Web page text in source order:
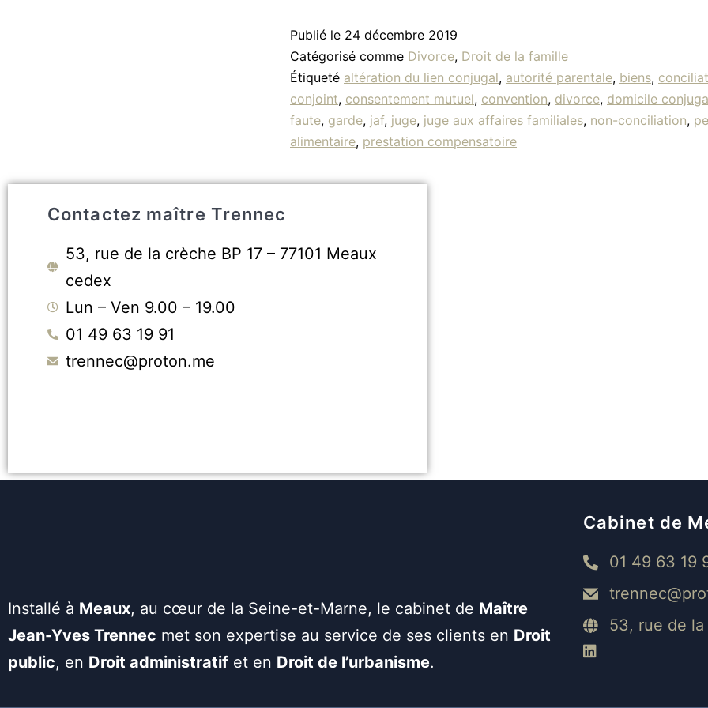
Publié le 24 décembre 2019
Catégorisé comme Divorce, Droit de la famille
Étiqueté altération du lien conjugal, autorité parentale, biens,
conjoint, consentement mutuel, convention, divorce, domicile
faute, garde, jaf, juge, juge aux affaires familiales, non-conciliation,
alimentaire, prestation compensatoire
Contactez maître Trennec
53, rue de la crèche BP 17 – 77101 Meaux
cedex
Lun – Ven 9.00 – 19.00
01 49 63 19 91
trennec@proton.me
Installé à Meaux, au cœur de la Seine-et-Marne, le cabinet de Maître
Jean-Yves Trennec met son expertise au service de ses clients en Droit
public, en Droit administratif et en Droit de l’urbanisme.
Cabinet de
01 49 63 19
53, rue de la